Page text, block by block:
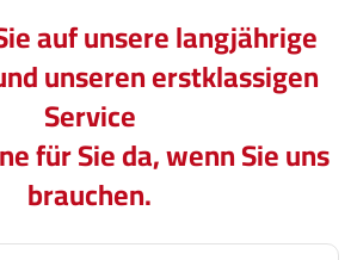
auf unsere langjährige
unseren erstklassigen
Service
für Sie da, wenn Sie uns
brauchen.